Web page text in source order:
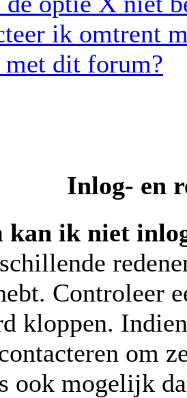
ik omtrent
met dit forum?
Inlog- en
kan ik niet
Controleer
kloppen.
om
ook mogelijk